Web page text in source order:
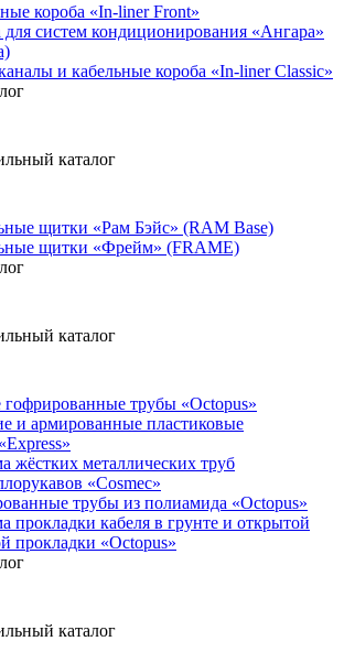
короба «In-liner Front»
для систем кондиционирования «Ангара»
и кабельные короба «In-liner Classic»
каталог
щитки «Рам Бэйс» (RAM Base)
щитки «Фрейм» (FRAME)
каталог
гофрированные трубы «Octopus»
и армированные пластиковые
жёстких металлических труб
«Cosmec»
трубы из полиамида «Octopus»
прокладки кабеля в грунте и открытой
прокладки «Octopus»
каталог